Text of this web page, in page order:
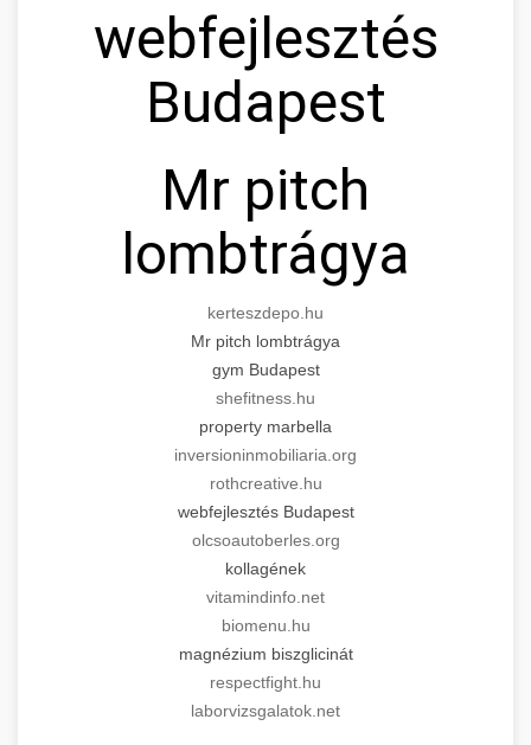
webfejlesztés
Budapest
Mr pitch
lombtrágya
kerteszdepo.hu
Mr pitch lombtrágya
gym Budapest
shefitness.hu
property marbella
inversioninmobiliaria.org
rothcreative.hu
webfejlesztés Budapest
olcsoautoberles.org
kollagének
vitamindinfo.net
biomenu.hu
magnézium biszglicinát
respectfight.hu
laborvizsgalatok.net